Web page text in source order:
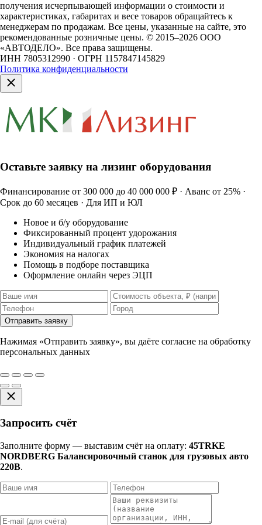
получения исчерпывающей информации о стоимости и
характеристиках, габаритах и весе товаров обращайтесь к
менеджерам по продажам. Все цены, указанные на сайте, это
рекомендованные розничные цены. © 2015–2026 ООО
«АВТОДЕЛО». Все права защищены.
ИНН 7805312990 · ОГРН 1157847145829
Политика конфиденциальности
Оставьте заявку на лизинг оборудования
Финансирование от 300 000 до 40 000 000 ₽ · Аванс от 25% ·
Срок до 60 месяцев · Для ИП и ЮЛ
Новое и б/у оборудование
Фиксированный процент удорожания
Индивидуальный график платежей
Экономия на налогах
Помощь в подборе поставщика
Оформление онлайн через ЭЦП
Отправить заявку
Нажимая «Отправить заявку», вы даёте согласие на обработку
персональных данных
Запросить счёт
Заполните форму — выставим счёт на оплату: 45TRKE
NORDBERG Балансировочный станок для грузовых авто
220В.